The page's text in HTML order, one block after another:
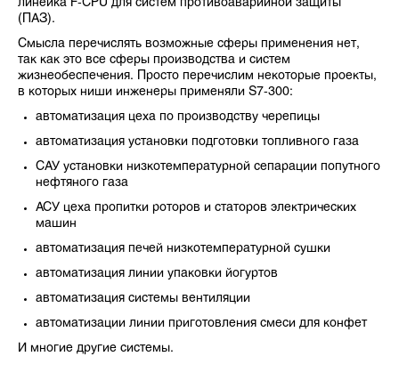
линейка F-CPU для систем противоаварийной защиты
(ПАЗ).
Смысла перечислять возможные сферы применения нет,
так как это все сферы производства и систем
жизнеобеспечения. Просто перечислим некоторые проекты,
в которых ниши инженеры применяли S7-300:
автоматизация цеха по производству черепицы
автоматизация установки подготовки топливного газа
САУ установки низкотемпературной сепарации попутного
нефтяного газа
АСУ цеха пропитки роторов и статоров электрических
машин
автоматизация печей низкотемпературной сушки
автоматизация линии упаковки йогуртов
автоматизация системы вентиляции
автоматизации линии приготовления смеси для конфет
И многие другие системы.